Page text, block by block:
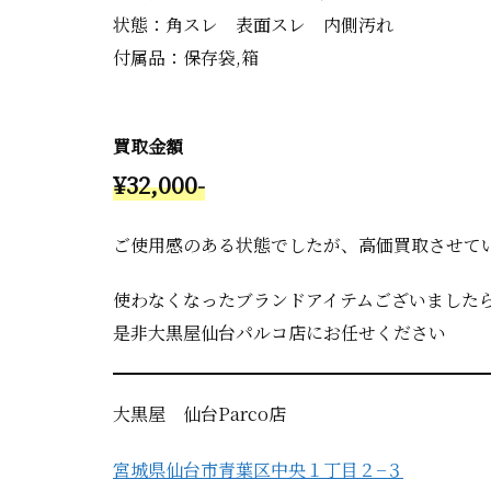
状態：角スレ 表面スレ 内側汚れ
付属品：保存袋,箱
買取金額
¥32,000-
ご使用感のある状態でしたが、高価買取させて
使わなくなったブランドアイテムございました
是非大黒屋仙台パルコ店にお任せください
大黒屋 仙台Parco店
宮城県仙台市青葉区中央１丁目２−３